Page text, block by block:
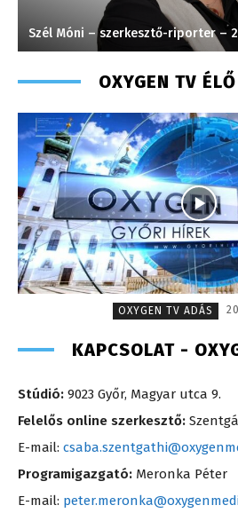
Szél Móni – szerkesztő-riporter –
OXYGEN TV
OXYGEN TV ADÁS
KAPCSOLAT -
Stúdió: 9023 Győr, Magyar utca 9.
Felelős online szerkesztő:
E-mail:
Programigazgató: Meronka Péter
E-mail: